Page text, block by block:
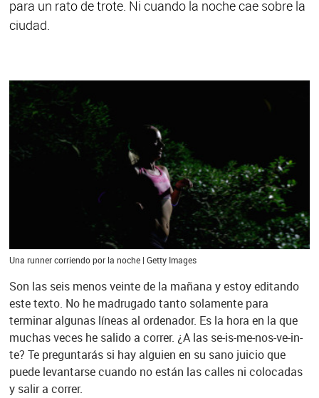
para un rato de trote. Ni cuando la noche cae sobre la
ciudad.
Una runner corriendo por la noche | Getty Images
Son las seis menos veinte de la mañana y estoy editando
este texto. No he madrugado tanto solamente para
terminar algunas líneas al ordenador. Es la hora en la que
muchas veces he salido a correr. ¿A las se-is-me-nos-ve-in-
te? Te preguntarás si hay alguien en su sano juicio que
puede levantarse cuando no están las calles ni colocadas
y salir a correr.